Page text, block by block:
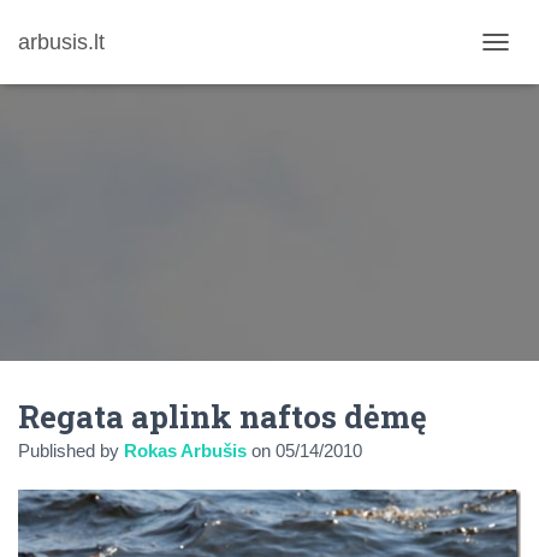
arbusis.lt
O
I
Regata aplink naftos dėmę
Published by Rokas Arbušis on 05/14/2010